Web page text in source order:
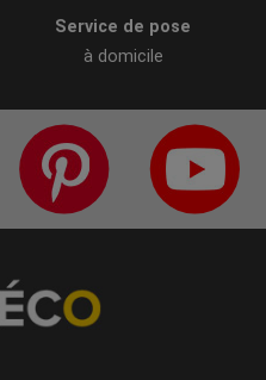
Service de pose
à domicile
COMPTE INSTAGRAM
CITÉ DE LA DÉCO
PAGE
CITÉ DE LA